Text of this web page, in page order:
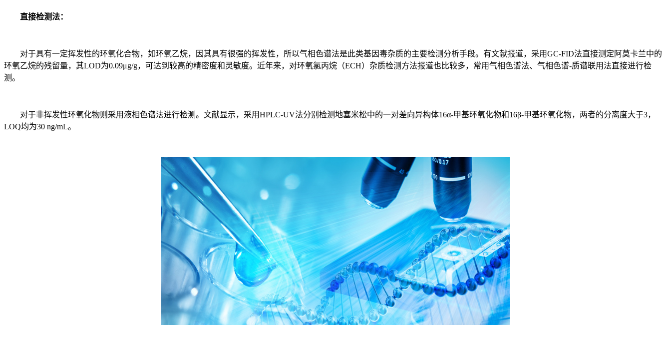
直接检测法：
对于具有一定挥发性的环氧化合物，如环氧乙烷，因其具有很强的挥发性，所以气相色谱法是此类基因毒杂质的主要检测分析手段。有文献报道，采用GC-FID法直接测定阿莫卡兰中的
环氧乙烷的残留量，其LOD为0.09μg/g，可达到较高的精密度和灵敏度。近年来，对环氧氯丙烷（ECH）杂质检测方法报道也比较多，常用气相色谱法、气相色谱-质谱联用法直接进行检
测。
对于非挥发性环氧化物则采用液相色谱法进行检测。文献显示，采用HPLC-UV法分别检测地塞米松中的一对差向异构体16α-甲基环氧化物和16β-甲基环氧化物，两者的分离度大于3，
LOQ均为30 ng/mL。